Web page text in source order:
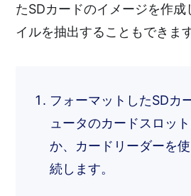
たSDカードのイメージを作成
イルを抽出することもできます
フォーマットしたSDカ
ュータのカードスロッ
か、カードリーダーを
続します。